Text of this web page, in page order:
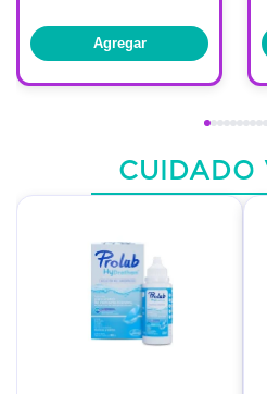
Agregar
CUIDADO